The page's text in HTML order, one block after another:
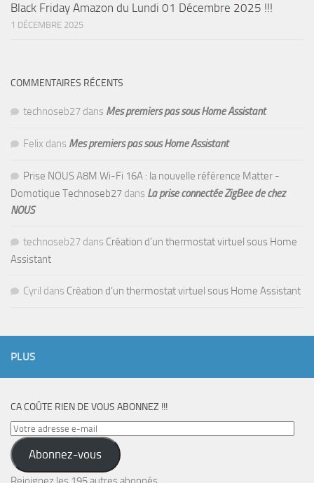
Black Friday Amazon du Lundi 01 Décembre 2025 !!!
1 DÉCEMBRE 2025
COMMENTAIRES RÉCENTS
technoseb27 dans Mes premiers pas sous Home Assistant
Felix dans Mes premiers pas sous Home Assistant
Prise NOUS A8M Wi-Fi 16A : la nouvelle référence Matter -
Domotique Technoseb27 dans La prise connectée ZigBee de chez
NOUS
technoseb27 dans Création d’un thermostat virtuel sous Home
Assistant
Cyril dans Création d’un thermostat virtuel sous Home Assistant
PLUS
CA COÛTE RIEN DE VOUS ABONNEZ !!!
Votre
adresse
e-
mail
Abonnez-vous